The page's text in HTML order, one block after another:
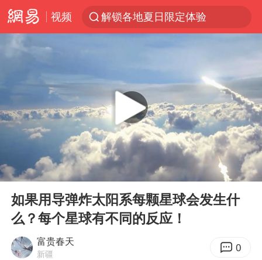
视频
解锁各地夏日限定体验
四川宜宾市珙县发生3.4级地震
台风白海豚闭眼浙江上海处于危险半圆
白海豚将正面袭击贯穿浙江
香港宏福苑火灾或由烟头引起
中国父女泰国骑摩托车坠崖1死1伤
浙江台州《告全体市民书》
网约车司机充电时猝死保险拒赔
周末打虎 宋致远被查
郑丽文：台湾从来没有“独立”过
Play
00:00 05:49
如果用导弹炸太阳系每颗星球会发生什
么？每个星球有不同的反应！
富贵春天
新疆 0